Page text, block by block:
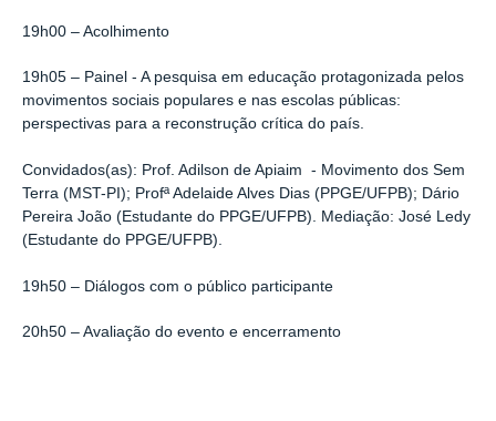
19h00 – Acolhimento
19h05 – Painel - A pesquisa em educação protagonizada pelos
movimentos sociais populares e nas escolas públicas:
perspectivas para a reconstrução crítica do país.
Convidados(as): Prof. Adilson de Apiaim - Movimento dos Sem
Terra (MST-PI); Profª Adelaide Alves Dias (PPGE/UFPB); Dário
Pereira João (Estudante do PPGE/UFPB). Mediação: José Ledy
(Estudante do PPGE/UFPB).
19h50 – Diálogos com o público participante
20h50 – Avaliação do evento e encerramento